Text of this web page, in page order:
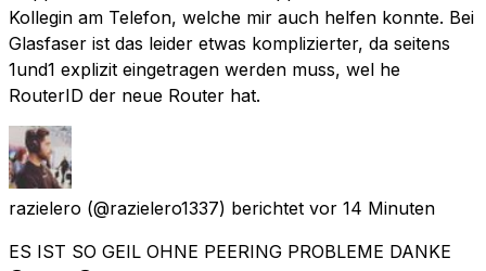
Kollegin am Telefon, welche mir auch helfen konnte. Bei
Glasfaser ist das leider etwas komplizierter, da seitens
1und1 explizit eingetragen werden muss, wel he
RouterID der neue Router hat.
razielero (@razielero1337) berichtet vor 14 Minuten
ES IST SO GEIL OHNE PEERING PROBLEME DANKE